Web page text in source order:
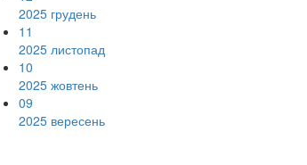
2025 грудень
11
2025 листопад
10
2025 жовтень
09
2025 вересень